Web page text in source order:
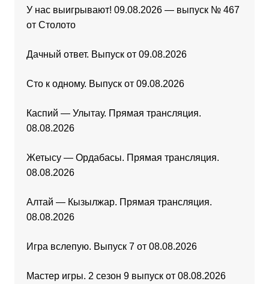
У нас выигрывают! 09.08.2026 — выпуск № 467
от Столото
Дачный ответ. Выпуск от 09.08.2026
Сто к одному. Выпуск от 09.08.2026
Каспий — Улытау. Прямая трансляция.
08.08.2026
Жетысу — Ордабасы. Прямая трансляция.
08.08.2026
Алтай — Кызылжар. Прямая трансляция.
08.08.2026
Игра вслепую. Выпуск 7 от 08.08.2026
Мастер игры. 2 сезон 9 выпуск от 08.08.2026